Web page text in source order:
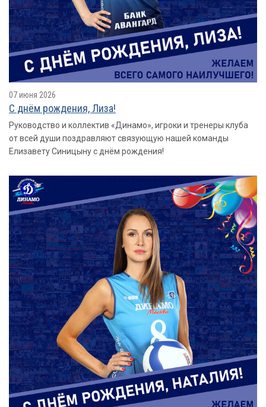
07 июня 2026
С днём рождения, Лиза!
Руководство и коллектив «Динамо», игроки и тренеры клуба
от всей души поздравляют связующую нашей команды
Елизавету Синицыну с днём рождения!